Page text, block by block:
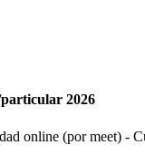
2026
online (por meet) -